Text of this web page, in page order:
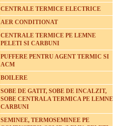
CENTRALE TERMICE ELECTRICE
AER CONDITIONAT
CENTRALE TERMICE PE LEMNE
PELETI SI CARBUNI
PUFFERE PENTRU AGENT TERMIC SI
ACM
BOILERE
SOBE DE GATIT, SOBE DE INCALZIT,
SOBE CENTRALA TERMICA PE LEMNE
CARBUNI
SEMINEE, TERMOSEMINEE PE